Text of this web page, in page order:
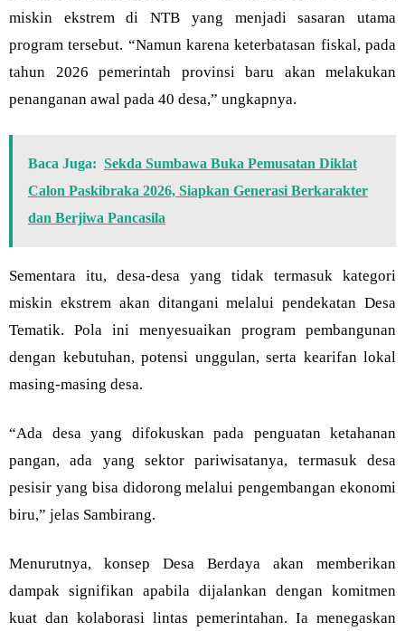
miskin ekstrem di NTB yang menjadi sasaran utama
program tersebut. “Namun karena keterbatasan fiskal, pada
tahun 2026 pemerintah provinsi baru akan melakukan
penanganan awal pada 40 desa,” ungkapnya.
Baca Juga: Sekda Sumbawa Buka Pemusatan Diklat
Calon Paskibraka 2026, Siapkan Generasi Berkarakter
dan Berjiwa Pancasila
Sementara itu, desa-desa yang tidak termasuk kategori
miskin ekstrem akan ditangani melalui pendekatan Desa
Tematik. Pola ini menyesuaikan program pembangunan
dengan kebutuhan, potensi unggulan, serta kearifan lokal
masing-masing desa.
“Ada desa yang difokuskan pada penguatan ketahanan
pangan, ada yang sektor pariwisatanya, termasuk desa
pesisir yang bisa didorong melalui pengembangan ekonomi
biru,” jelas Sambirang.
Menurutnya, konsep Desa Berdaya akan memberikan
dampak signifikan apabila dijalankan dengan komitmen
kuat dan kolaborasi lintas pemerintahan. Ia menegaskan